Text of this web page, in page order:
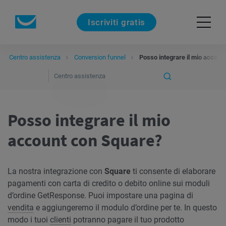
Iscriviti gratis
Centro assistenza Conversion funnel Posso integrare il mio
Posso integrare il mio
account con Square?
La nostra integrazione con Square ti consente di elaborare
pagamenti con carta di credito o debito online sui moduli
d’ordine GetResponse. Puoi impostare una pagina di
vendita e aggiungeremo il modulo d’ordine per te. In questo
modo i tuoi clienti potranno pagare il tuo prodotto